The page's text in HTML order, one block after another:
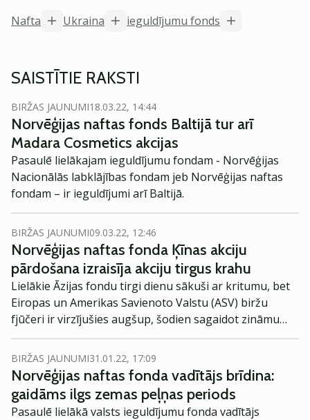
Nafta
Ukraina ieguldījumu fonds
SAISTĪTIE RAKSTI
BIRŽAS JAUNUMI18.03.22, 14:44
Norvēģijas naftas fonds Baltijā tur arī
Madara Cosmetics akcijas
Pasaulē lielākajam ieguldījumu fondam - Norvēģijas
Nacionālās labklājības fondam jeb Norvēģijas naftas
fondam – ir ieguldījumi arī Baltijā.
BIRŽAS JAUNUMI09.03.22, 12:46
Norvēģijas naftas fonda Ķīnas akciju
pārdošana izraisīja akciju tirgus krahu
Lielākie Āzijas fondu tirgi dienu sākuši ar kritumu, bet
Eiropas un Amerikas Savienoto Valstu (ASV) biržu
fjūčeri ir virzījušies augšup, šodien sagaidot zināmu
atveseļošanos.
BIRŽAS JAUNUMI31.01.22, 17:09
Norvēģijas naftas fonda vadītājs brīdina:
gaidāms ilgs zemas peļņas periods
Pasaulē lielākā valsts ieguldījumu fonda vadītājs